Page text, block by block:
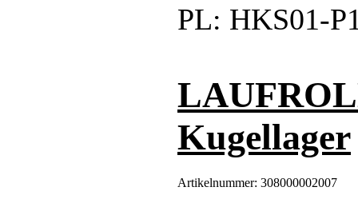
PL: HKS01-
Kugellager
Artikelnummer: 308000002007